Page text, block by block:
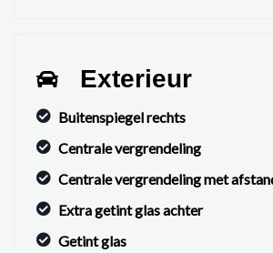
Exterieur
Buitenspiegel rechts
Centrale vergrendeling
Centrale vergrendeling met
Extra getint glas achter
Getint glas